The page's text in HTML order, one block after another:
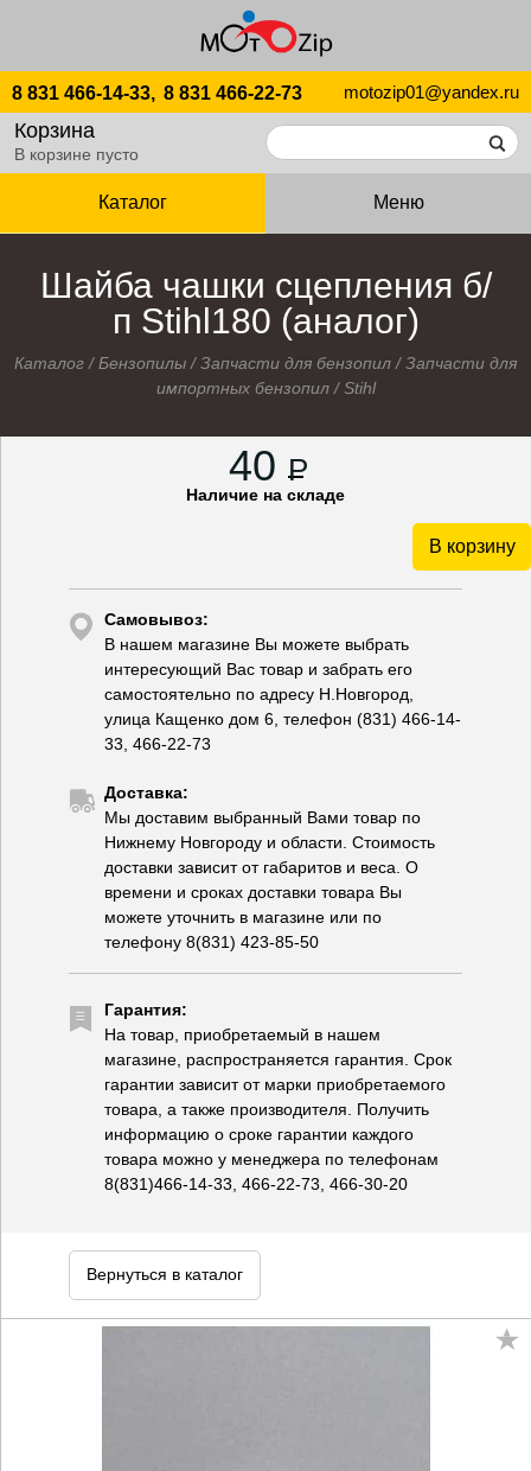
8 831 466-14-33, 8 831 466-22-73 motozip01@yandex.ru
Корзина
В корзине пусто
Каталог Меню
Шайба чашки сцепления б/
п Stihl180 (аналог)
Каталог /Бензопилы /Запчасти для бензопил /Запчасти для
импортных бензопил/Stihl
40 P
Наличие на складе
В корзину
Самовывоз:
В нашем магазине Вы можете выбрать
интересующий Вас товар и забрать его
самостоятельно по адресу Н.Новгород,
улица Кащенко дом 6, телефон (831) 466-14-
33, 466-22-73
Доставка:
Мы доставим выбранный Вами товар по
Нижнему Новгороду и области. Стоимость
доставки зависит от габаритов и веса. О
времени и сроках доставки товара Вы
можете уточнить в магазине или по
телефону 8(831) 423-85-50
Гарантия:
На товар, приобретаемый в нашем
магазине, распространяется гарантия. Срок
гарантии зависит от марки приобретаемого
товара, а также производителя. Получить
информацию о сроке гарантии каждого
товара можно у менеджера по телефонам
8(831)466-14-33, 466-22-73, 466-30-20
Вернуться в каталог